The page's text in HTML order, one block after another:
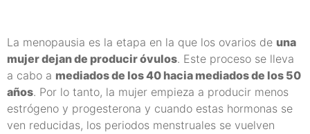
La menopausia es la etapa en la que los ovarios de una
mujer dejan de producir óvulos. Este proceso se lleva
a cabo a mediados de los 40 hacia mediados de los 50
años. Por lo tanto, la mujer empieza a producir menos
estrógeno y progesterona y cuando estas hormonas se
ven reducidas, los periodos menstruales se vuelven